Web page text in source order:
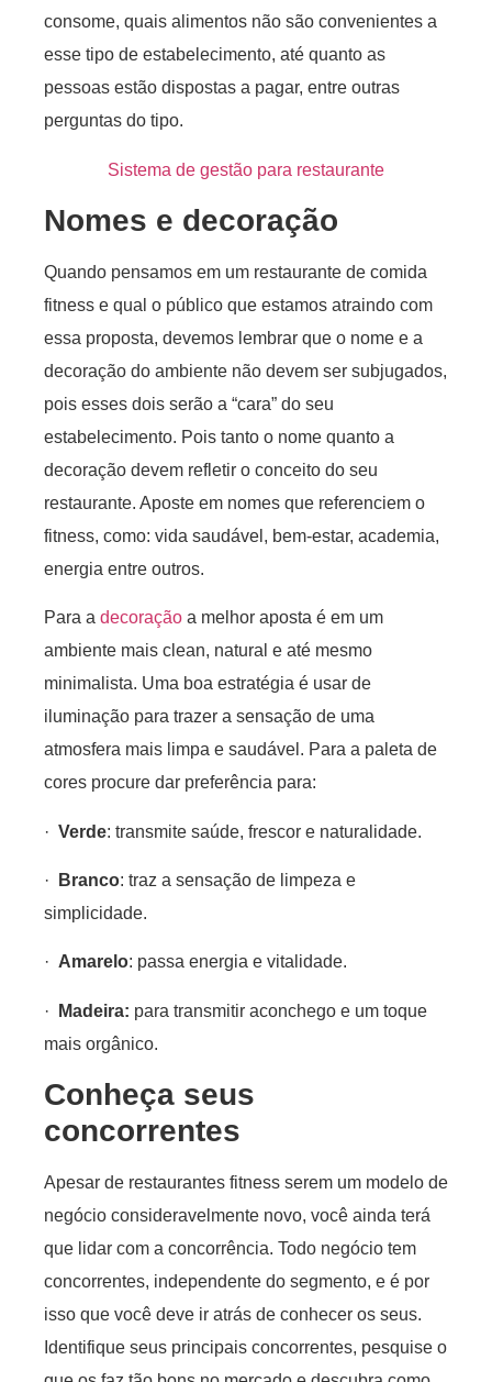
consome, quais alimentos não são convenientes a
esse tipo de estabelecimento, até quanto as
pessoas estão dispostas a pagar, entre outras
perguntas do tipo.
Sistema de gestão para restaurante
Nomes e decoração
Quando pensamos em um restaurante de comida
fitness e qual o público que estamos atraindo com
essa proposta, devemos lembrar que o nome e a
decoração do ambiente não devem ser subjugados,
pois esses dois serão a “cara” do seu
estabelecimento. Pois tanto o nome quanto a
decoração devem refletir o conceito do seu
restaurante. Aposte em nomes que referenciem o
fitness, como: vida saudável, bem-estar, academia,
energia entre outros.
Para a decoração a melhor aposta é em um
ambiente mais clean, natural e até mesmo
minimalista. Uma boa estratégia é usar de
iluminação para trazer a sensação de uma
atmosfera mais limpa e saudável. Para a paleta de
cores procure dar preferência para:
· Verde: transmite saúde, frescor e naturalidade.
· Branco: traz a sensação de limpeza e
simplicidade.
· Amarelo: passa energia e vitalidade.
· Madeira: para transmitir aconchego e um toque
mais orgânico.
Conheça seus
concorrentes
Apesar de restaurantes fitness serem um modelo de
negócio consideravelmente novo, você ainda terá
que lidar com a concorrência. Todo negócio tem
concorrentes, independente do segmento, e é por
isso que você deve ir atrás de conhecer os seus.
Identifique seus principais concorrentes, pesquise o